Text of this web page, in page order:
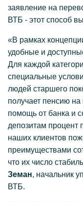
заявление на
ВТБ - этот способ
«В рамках
удобные и
Для каждой
специальные
людей старшего
получает пенсию
помощь от банка и
депозитам процент
наших клиентов
преимуществами
что их число
Земан, начальник
ВТБ.